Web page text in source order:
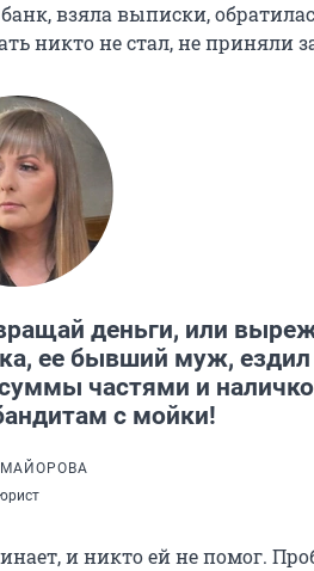
бы принудительными
вся страна узнала, что
характера».
подозреваемых из этой
жертвами. До этого на
было поставлено на поток
карты или, наоборот, хотел
на мойке.
взяла выписки,
никто не стал, не приняли
деньги, или
ее бывший муж, ездил
частями и
с мойки!
и никто ей не помог.